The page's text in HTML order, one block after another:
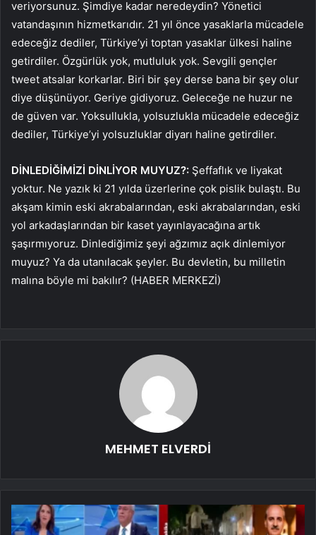
veriyorsunuz. Şimdiye kadar neredeydin? Yönetici
vatandaşının hizmetkarıdır. 21 yıl önce yasaklarla mücadele
edeceğiz dediler, Türkiye’yi toptan yasaklar ülkesi haline
getirdiler. Özgürlük yok, mutluluk yok. Sevgili gençler
tweet atsalar korkarlar. Biri bir şey derse bana bir şey olur
diye düşünüyor. Geriye gidiyoruz. Geleceğe ne huzur ne
de güven var. Yoksullukla, yolsuzlukla mücadele edeceğiz
dediler, Türkiye’yi yolsuzluklar diyarı haline getirdiler.
DİNLEDİĞİMİZİ DİNLİYOR MUYUZ?: Şeffaflık ve liyakat
yoktur. Ne yazık ki 21 yılda üzerlerine çok pislik bulaştı. Bu
akşam kimin eski akrabalarından, eski akrabalarından, eski
yol arkadaşlarından bir kaset yayınlayacağına artık
şaşırmıyoruz. Dinlediğimiz şeyi ağzımız açık dinlemiyor
muyuz? Ya da utanılacak şeyler. Bu devletin, bu milletin
malına böyle mi bakılır? (HABER MERKEZİ)
MEHMET ELVERDİ